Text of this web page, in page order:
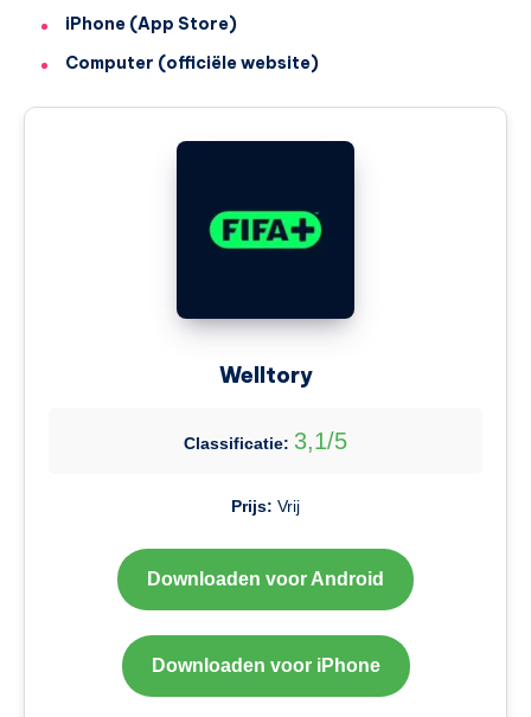
iPhone (App Store)
Computer (officiële website)
Welltory
Classificatie: 3,1/5
Prijs: Vrij
Downloaden voor Android
Downloaden voor iPhone